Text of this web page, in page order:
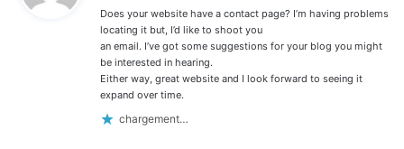
:
Does your website have a contact page? I’m having problems
locating it but, I’d like to shoot you
an email. I’ve got some suggestions for your blog you might
be interested in hearing.
Either way, great website and I look forward to seeing it
expand over time.
chargement…